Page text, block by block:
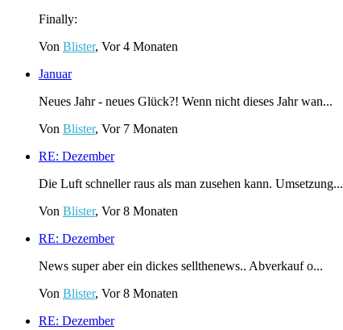
Finally:
Von Blister, Vor 4 Monaten
Januar
Neues Jahr - neues Glück?! Wenn nicht dieses Jahr wan...
Von Blister, Vor 7 Monaten
RE: Dezember
Die Luft schneller raus als man zusehen kann. Umsetzung...
Von Blister, Vor 8 Monaten
RE: Dezember
News super aber ein dickes sellthenews.. Abverkauf o...
Von Blister, Vor 8 Monaten
RE: Dezember